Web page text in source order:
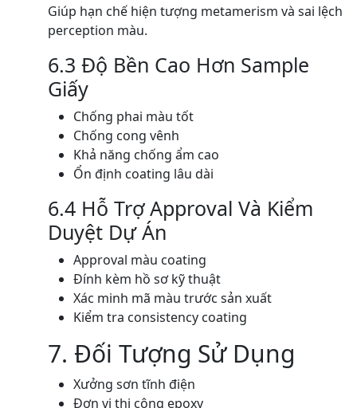
Giúp hạn chế hiện tượng metamerism và sai lệch
perception màu.
6.3 Độ Bền Cao Hơn Sample
Giấy
Chống phai màu tốt
Chống cong vênh
Khả năng chống ẩm cao
Ổn định coating lâu dài
6.4 Hỗ Trợ Approval Và Kiểm
Duyệt Dự Án
Approval màu coating
Đính kèm hồ sơ kỹ thuật
Xác minh mã màu trước sản xuất
Kiểm tra consistency coating
7. Đối Tượng Sử Dụng
Xưởng sơn tĩnh điện
Đơn vị thi công epoxy